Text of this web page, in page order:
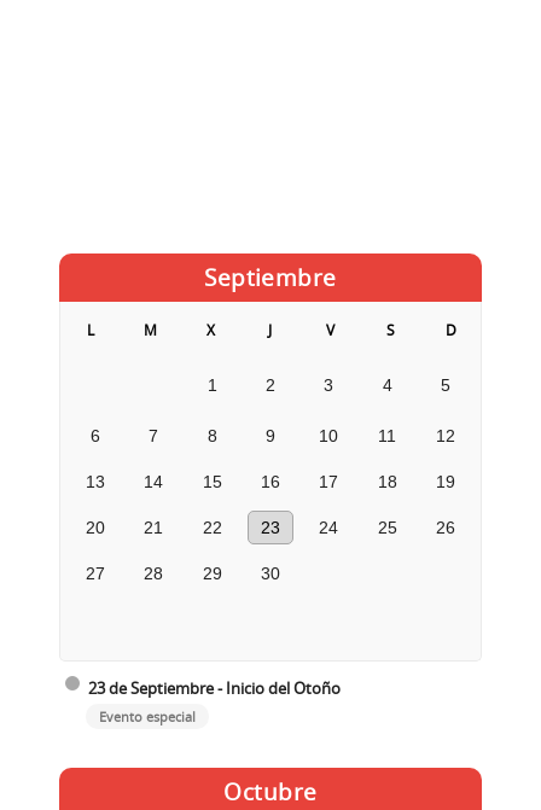
Septiembre
L M X J V S D
1 2 3 4 5
6 7 8 9 10 11 12
13 14 15 16 17 18 19
20 21 22 23 24 25 26
27 28 29 30
23 de Septiembre - Inicio del Otoño
Evento especial
Octubre